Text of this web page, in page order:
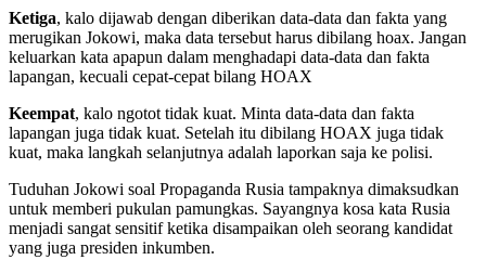
Ketiga, kalo dijawab dengan diberikan data-data dan fakta yang
merugikan Jokowi, maka data tersebut harus dibilang hoax. Jangan
keluarkan kata apapun dalam menghadapi data-data dan fakta
lapangan, kecuali cepat-cepat bilang HOAX
Keempat, kalo ngotot tidak kuat. Minta data-data dan fakta
lapangan juga tidak kuat. Setelah itu dibilang HOAX juga tidak
kuat, maka langkah selanjutnya adalah laporkan saja ke polisi.
Tuduhan Jokowi soal Propaganda Rusia tampaknya dimaksudkan
untuk memberi pukulan pamungkas. Sayangnya kosa kata Rusia
menjadi sangat sensitif ketika disampaikan oleh seorang kandidat
yang juga presiden inkumben.